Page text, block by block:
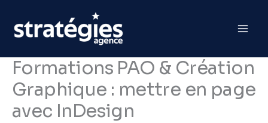
contenu
Formations PAO & Création
Graphique : mettre en page
avec InDesign